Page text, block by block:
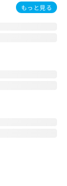
もっと見る